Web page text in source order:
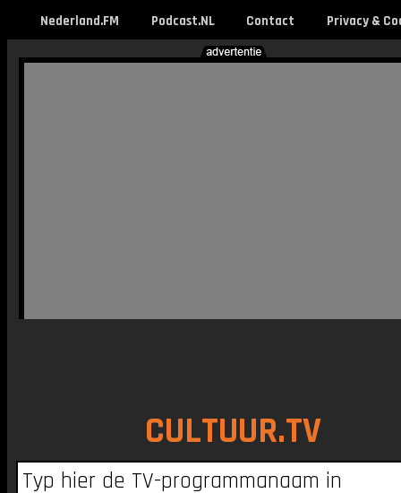
Nederland.FM Podcast.NL Contact Privacy &
CULTUUR.TV